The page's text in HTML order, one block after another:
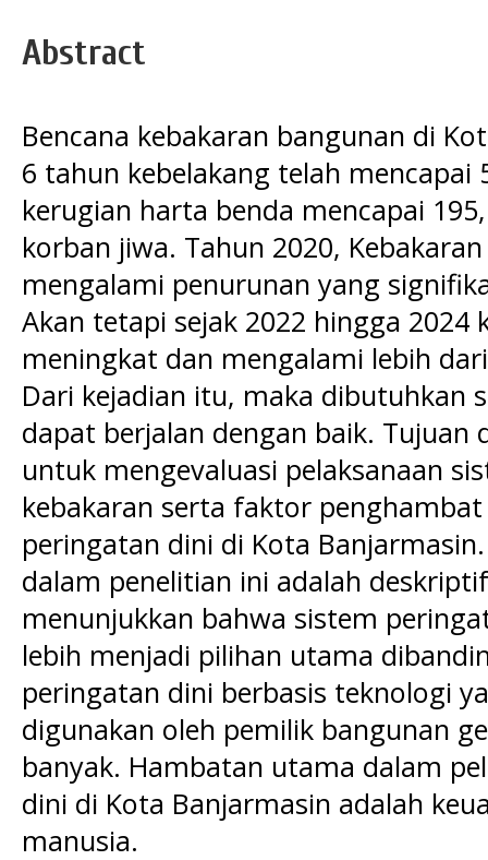
Abstract
Bencana kebakaran bangunan di
6 tahun kebelakang telah mencapai
kerugian harta benda mencapai
korban jiwa. Tahun 2020,
mengalami penurunan yang
Akan tetapi sejak 2022 hingga 2024
meningkat dan mengalami lebih
Dari kejadian itu, maka dibutuhkan
dapat berjalan dengan baik. Tujuan
untuk mengevaluasi pelaksanaan
kebakaran serta faktor
peringatan dini di Kota
dalam penelitian ini adalah
menunjukkan bahwa sistem
lebih menjadi pilihan utama
peringatan dini berbasis teknologi
digunakan oleh pemilik bangunan
banyak. Hambatan utama dalam
dini di Kota Banjarmasin adalah
manusia.